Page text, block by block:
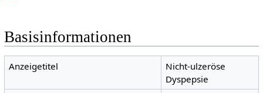
Basisinformationen
Anzeigetitel
Nicht-ulzeröse
Dyspepsie